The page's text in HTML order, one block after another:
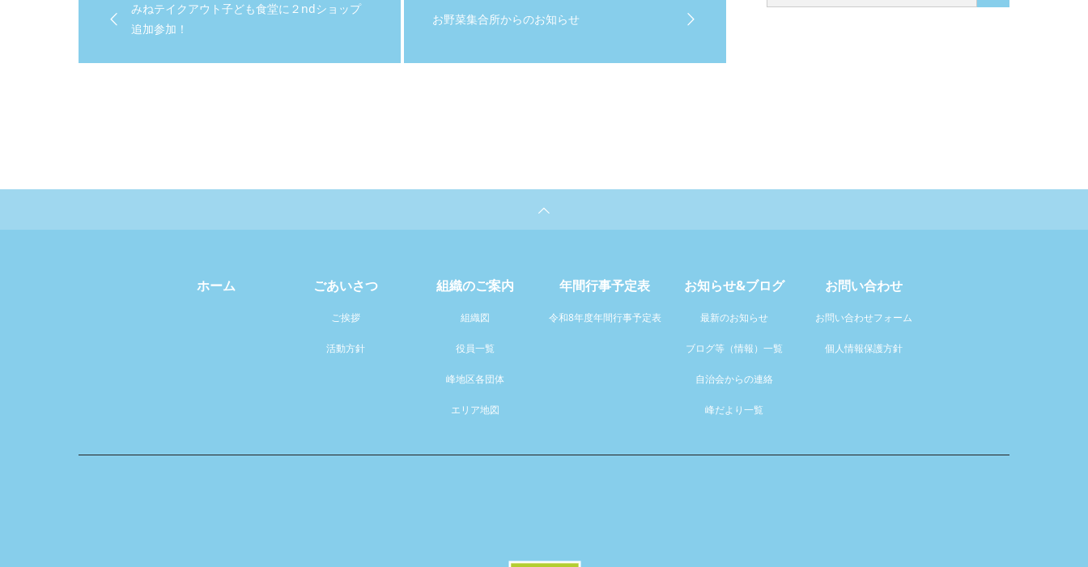
みねテイクアウト子ども食堂に２ndショップ
追加参加！
お野菜集合所からのお知らせ
ホーム ごあいさつ
ご挨拶
活動方針
組織のご案内
組織図
役員一覧
峰地区各団体
エリア地図
年間行事予定表
令和8年度年間行事予定表
お知らせ&ブログ
最新のお知らせ
ブログ等（情報）一覧
自治会からの連絡
峰だより一覧
お問い合わせ
お問い合わせフォーム
個人情報保護方針